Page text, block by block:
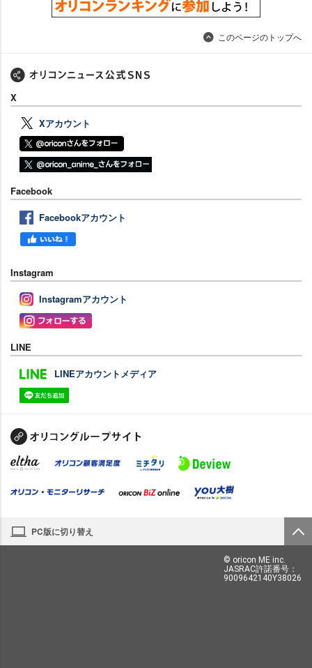
このページのトップへ
X
Xアカウント
Facebook
Facebookアカウント
Instagram
Instagramアカウント
LINE
LINEアカウントメディア
PC版に切り替え
© oricon ME inc.
JASRAC許諾番号：
9009642140Y38026